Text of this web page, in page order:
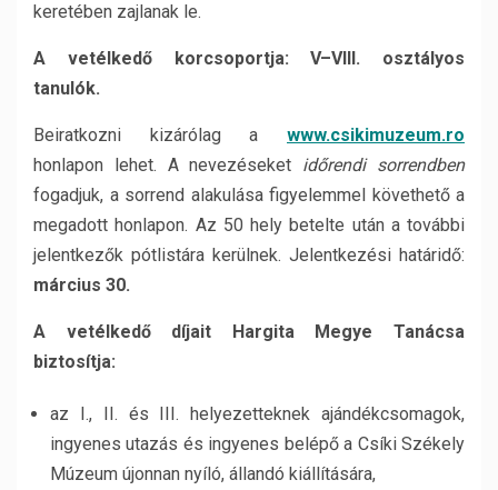
keretében zajlanak le.
A vetélkedő korcsoportja: V–VIII. osztályos
tanulók.
Beiratkozni kizárólag a www.csikimuzeum.ro
honlapon lehet. A nevezéseket időrendi sorrendben
fogadjuk, a sorrend alakulása figyelemmel követhető a
megadott honlapon. Az 50 hely betelte után a további
jelentkezők pótlistára kerülnek. Jelentkezési határidő:
március 30.
A vetélkedő díjait Hargita Megye Tanácsa
biztosítja:
az I., II. és III. helyezetteknek ajándékcsomagok,
ingyenes utazás és ingyenes belépő a Csíki Székely
Múzeum újonnan nyíló, állandó kiállítására,